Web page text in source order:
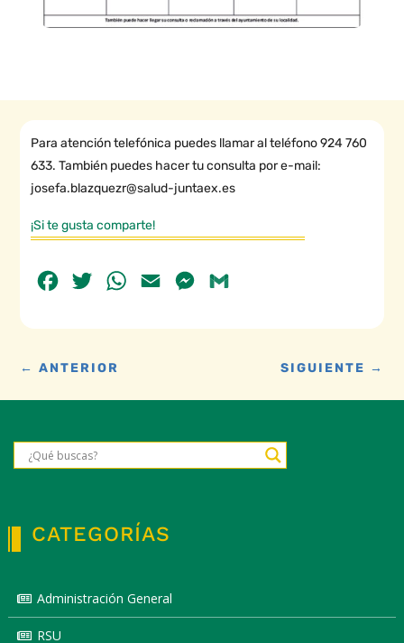
Para atención telefónica puedes llamar al teléfono 924 760
633. También puedes hacer tu consulta por e-mail:
josefa.blazquezr@salud-juntaex.es
¡Si te gusta comparte!
Facebook
TwitterWhatsApp
Email Messenger
←ANTERIOR SIGUIENTE →
CATEGORÍAS
Administración General
RSU